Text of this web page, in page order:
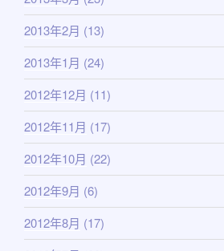
2013年2月 (13)
2013年1月 (24)
2012年12月 (11)
2012年11月 (17)
2012年10月 (22)
2012年9月 (6)
2012年8月 (17)